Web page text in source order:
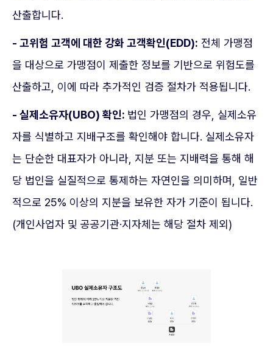
산출합니다.
- 고위험 고객에 대한 강화 고객확인(EDD): 전체 가맹점
을 대상으로 가맹점이 제출한 정보를 기반으로 위험도를
산출하고, 이에 따라 추가적인 검증 절차가 적용됩니다.
- 실제소유자(UBO) 확인: 법인 가맹점의 경우, 실제소유
자를 식별하고 지배구조를 확인해야 합니다. 실제소유자
는 단순한 대표자가 아니라, 지분 또는 지배력을 통해 해
당 법인을 실질적으로 통제하는 자연인을 의미하며, 일반
적으로 25% 이상의 지분을 보유한 자가 기준이 됩니다.
(개인사업자 및 공공기관·지자체는 해당 절차 제외)